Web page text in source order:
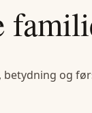
og